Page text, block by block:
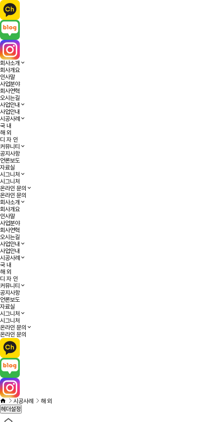
회사소개
회사개요
인사말
사업분야
회사연혁
오시는길
사업안내
사업안내
시공사례
국 내
해 외
디 자 인
커뮤니티
공지사항
언론보도
자료실
시그니처
시그니처
온라인 문의
온라인 문의
회사소개
회사개요
인사말
사업분야
회사연혁
오시는길
사업안내
사업안내
시공사례
국 내
해 외
디 자 인
커뮤니티
공지사항
언론보도
자료실
시그니처
시그니처
온라인 문의
온라인 문의
시공사례
해 외
헤더설정